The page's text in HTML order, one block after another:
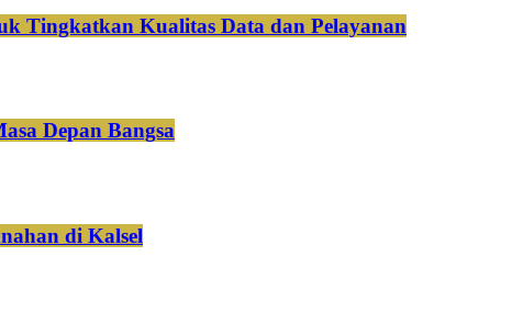
Tingkatkan Kualitas Data dan Pelayanan
Depan Bangsa
di Kalsel